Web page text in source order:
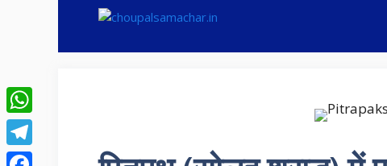
WhatsApp
Telegram